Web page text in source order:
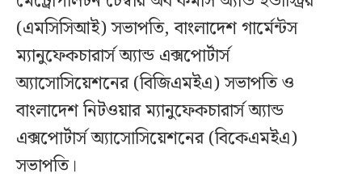
(এমসিসিআই) সভাপতি, বাংলাদেশ গার্মেন্টস
ম্যানুফেকচারার্স অ্যান্ড এক্সপোর্টার্স
অ্যাসোসিয়েশনের (বিজিএমইএ) সভাপতি ও
বাংলাদেশ নিটওয়ার ম্যানুফেকচারার্স অ্যান্ড
এক্সপোর্টার্স অ্যাসোসিয়েশনের (বিকেএমইএ)
সভাপতি।